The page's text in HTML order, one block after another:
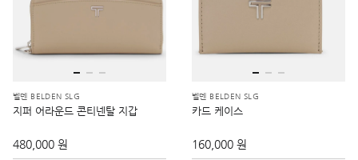
벨덴 BELDEN SLG
지퍼 어라운드 콘티넨탈 지갑
480,000 원
벨덴 BELDEN SLG
카드 케이스
160,000 원